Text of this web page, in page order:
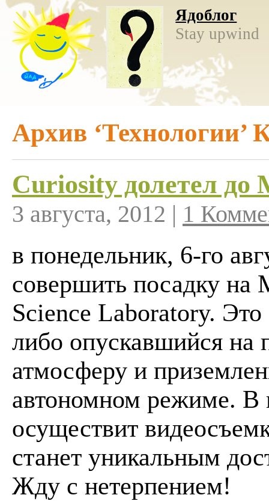
Ядоблог
Stay upwind
Архив ‘Технологии’
Curiosity долетел до
3 августа, 2012 | 1
в понедельник, 6-го
совершить посадку на
Science Laboratory.
либо опускавшийся на
атмосферу и
автономном режиме. В
осуществит
станет уникальным
Жду с нетерпением!